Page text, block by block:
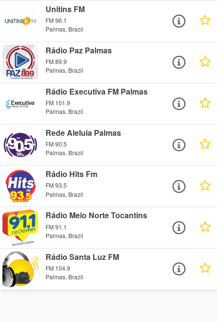
Unitins FM
FM 96.1
Palmas, Brazil
Rádio Paz Palmas
FM 89.9
Palmas, Brazil
Rádio Executiva FM Palmas
FM 101.9
Palmas, Brazil
Rede Aleluia Palmas
FM 90.5
Palmas, Brazil
Rádio Hits Fm
FM 93.5
Palmas, Brazil
Rádio Meio Norte Tocantins
FM 91.1
Palmas, Brazil
Rádio Santa Luz FM
FM 104.9
Palmas, Brazil